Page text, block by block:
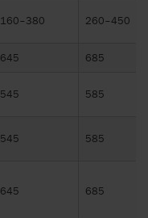
160–380 260–450
645 685
545 585
545 585
645 685